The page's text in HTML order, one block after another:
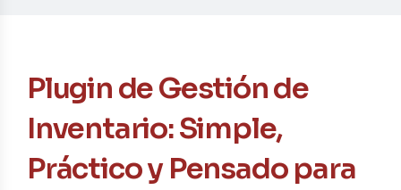
Plugin de Gestión de
Inventario: Simple,
Práctico y Pensado para